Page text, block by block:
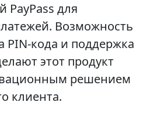
PayPass для
Возможность
PIN-кода и поддержка
этот продукт
решением
клиента.